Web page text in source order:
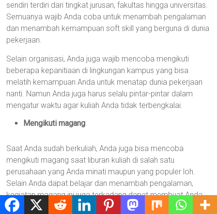
sendiri terdiri dari tingkat jurusan, fakultas hingga universitas.
Semuanya wajib Anda coba untuk menambah pengalaman
dan menambah kemampuan soft skill yang berguna di dunia
pekerjaan.
Selain organisasi, Anda juga wajib mencoba mengikuti
beberapa kepanitiaan di lingkungan kampus yang bisa
melatih kemampuan Anda untuk menatap dunia pekerjaan
nanti. Namun Anda juga harus selalu pintar-pintar dalam
mengatur waktu agar kuliah Anda tidak terbengkalai.
Mengikuti magang
Saat Anda sudah berkuliah, Anda juga bisa mencoba
mengikuti magang saat liburan kuliah di salah satu
perusahaan yang Anda minati maupun yang populer loh.
Selain Anda dapat belajar dan menambah pengalaman,
kegiatan magang ini juga terkadang dapat membuat Anda
bisa menjadi salah satu karyawan di perusahaan tersebut.